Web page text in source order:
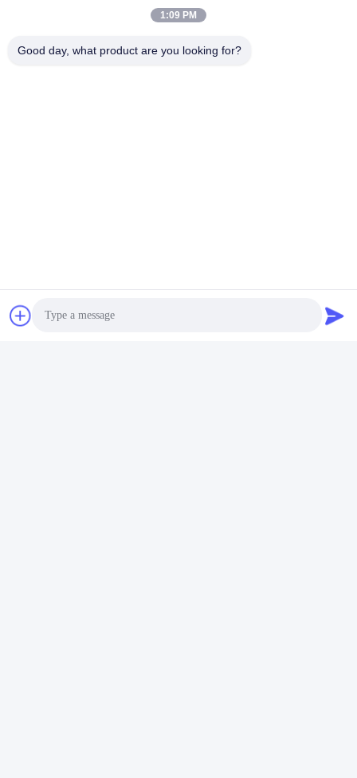
1:09 PM
Good day, what product are you looking for?